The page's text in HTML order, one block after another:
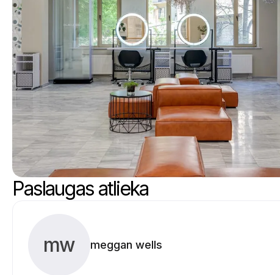
Paslaugas atlieka
mw meggan wells